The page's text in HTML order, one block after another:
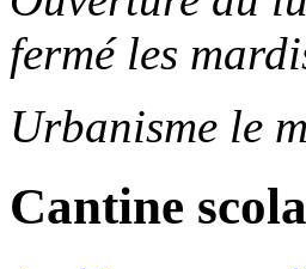
fermé les
Urbanisme le
Cantine